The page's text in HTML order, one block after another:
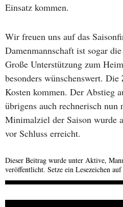
Einsatz kommen.
Wir freuen uns auf das
Damenmannschaft ist sogar
Große Unterstützung zum
besonders wünschenswert.
Kosten kommen. Der Abstieg
übrigens auch rechnerisch
Minimalziel der Saison wurde
vor Schluss erreicht.
Dieser Beitrag wurde unter Aktive,
veröffentlicht. Setze ein Lesezeichen auf